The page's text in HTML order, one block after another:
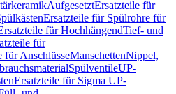
AufgesetztErsatzteile für
Ersatzteile für Spülrohre für
für HochhängendTief- und
für
für AnschlüsseManschettenNippel,
SpülventileUP-
Ersatzteile für Sigma UP-